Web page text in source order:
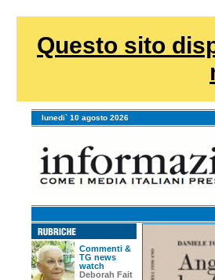
Questo sito
lunedi` 10 agosto 2026
Commenti &
TG news
watch
Deborah Fait